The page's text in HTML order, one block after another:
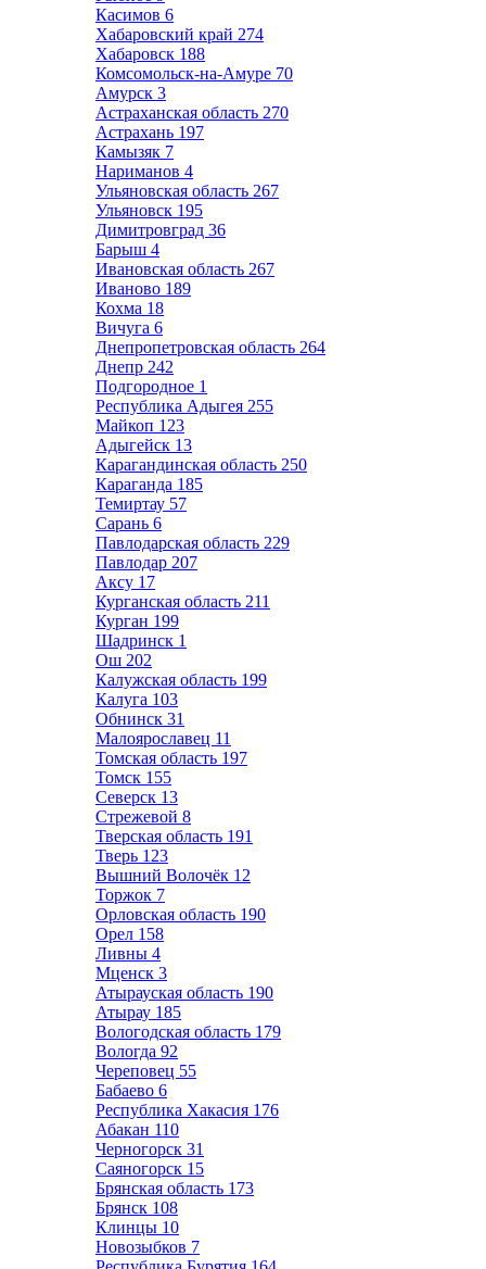
Касимов 6
Хабаровский край 274
Хабаровск 188
Комсомольск-на-Амуре 70
Амурск 3
Астраханская область 270
Астрахань 197
Камызяк 7
Нариманов 4
Ульяновская область 267
Ульяновск 195
Димитровград 36
Барыш 4
Ивановская область 267
Иваново 189
Кохма 18
Вичуга 6
Днепропетровская область 264
Днепр 242
Подгородное 1
Республика Адыгея 255
Майкоп 123
Адыгейск 13
Карагандинская область 250
Караганда 185
Темиртау 57
Сарань 6
Павлодарская область 229
Павлодар 207
Аксу 17
Курганская область 211
Курган 199
Шадринск 1
Ош 202
Калужская область 199
Калуга 103
Обнинск 31
Малоярославец 11
Томская область 197
Томск 155
Северск 13
Стрежевой 8
Тверская область 191
Тверь 123
Вышний Волочёк 12
Торжок 7
Орловская область 190
Орел 158
Ливны 4
Мценск 3
Атырауская область 190
Атырау 185
Вологодская область 179
Вологда 92
Череповец 55
Бабаево 6
Республика Хакасия 176
Абакан 110
Черногорск 31
Саяногорск 15
Брянская область 173
Брянск 108
Клинцы 10
Новозыбков 7